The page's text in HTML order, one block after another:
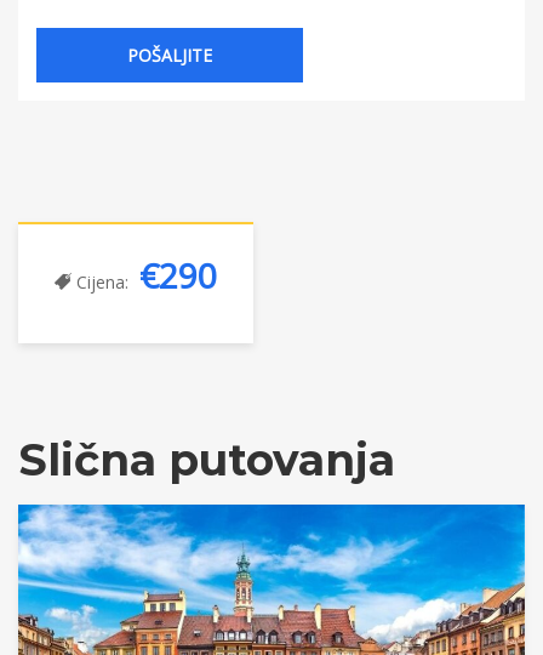
Cijena: €290
Slična putovanja